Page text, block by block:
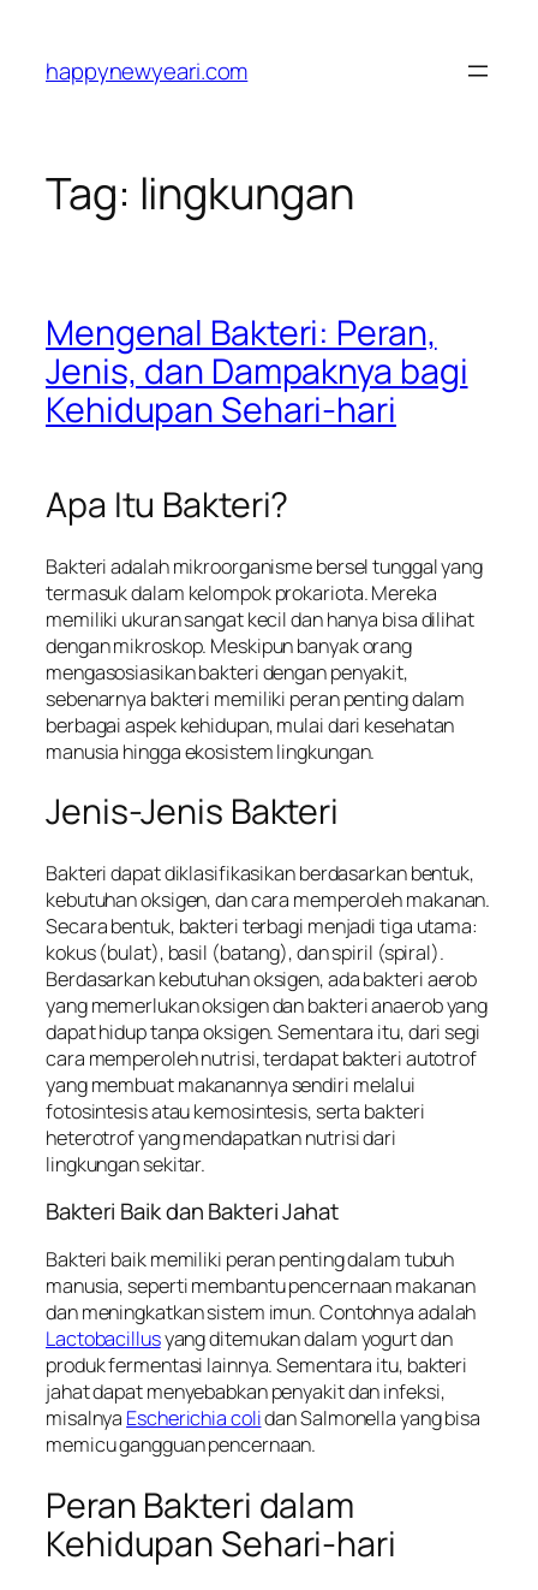
content
happynewyeari.com
Tag: lingkungan
Mengenal Bakteri: Peran,
Jenis, dan Dampaknya bagi
Kehidupan Sehari-hari
Apa Itu Bakteri?
Bakteri adalah mikroorganisme bersel tunggal yang
termasuk dalam kelompok prokariota. Mereka
memiliki ukuran sangat kecil dan hanya bisa dilihat
dengan mikroskop. Meskipun banyak orang
mengasosiasikan bakteri dengan penyakit,
sebenarnya bakteri memiliki peran penting dalam
berbagai aspek kehidupan, mulai dari kesehatan
manusia hingga ekosistem lingkungan.
Jenis-Jenis Bakteri
Bakteri dapat diklasifikasikan berdasarkan bentuk,
kebutuhan oksigen, dan cara memperoleh makanan.
Secara bentuk, bakteri terbagi menjadi tiga utama:
kokus (bulat), basil (batang), dan spiril (spiral).
Berdasarkan kebutuhan oksigen, ada bakteri aerob
yang memerlukan oksigen dan bakteri anaerob yang
dapat hidup tanpa oksigen. Sementara itu, dari segi
cara memperoleh nutrisi, terdapat bakteri autotrof
yang membuat makanannya sendiri melalui
fotosintesis atau kemosintesis, serta bakteri
heterotrof yang mendapatkan nutrisi dari
lingkungan sekitar.
Bakteri Baik dan Bakteri Jahat
Bakteri baik memiliki peran penting dalam tubuh
manusia, seperti membantu pencernaan makanan
dan meningkatkan sistem imun. Contohnya adalah
Lactobacillusyang ditemukan dalam yogurt dan
produk fermentasi lainnya. Sementara itu, bakteri
jahat dapat menyebabkan penyakit dan infeksi,
misalnya Escherichia colidan Salmonella yang bisa
memicu gangguan pencernaan.
Peran Bakteri dalam
Kehidupan Sehari-hari